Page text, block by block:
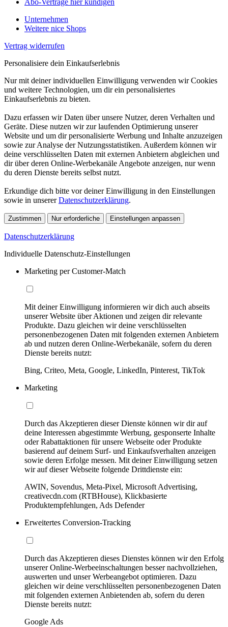
Abo-Verträge hier kündigen
Unternehmen
Weitere nice Shops
Vertrag widerrufen
Personalisiere dein Einkaufserlebnis
Nur mit deiner individuellen Einwilligung verwenden wir Cookies
und weitere Technologien, um dir ein personalisiertes
Einkaufserlebnis zu bieten.
Dazu erfassen wir Daten über unsere Nutzer, deren Verhalten und
Geräte. Diese nutzen wir zur laufenden Optimierung unserer
Website und um dir personalisierte Werbung und Inhalte anzuzeigen
sowie zur Analyse der Nutzungsstatistiken. Außerdem können wir
deine verschlüsselten Daten mit externen Anbietern abgleichen und
dir über deren Online-Werbekanäle Angebote anzeigen, nur wenn
du deren Dienste bereits selbst nutzt.
Erkundige dich bitte vor deiner Einwilligung in den Einstellungen
sowie in unsererDatenschutzerklärung.
Zustimmen Nur erforderliche Einstellungen anpassen
Datenschutzerklärung
Individuelle Datenschutz-Einstellungen
Marketing per Customer-Match
Mit deiner Einwilligung informieren wir dich auch abseits
unserer Website über Aktionen und zeigen dir relevante
Produkte. Dazu gleichen wir deine verschlüsselten
personenbezogenen Daten mit folgenden externen Anbietern
ab und nutzen deren Online-Werbekanäle, sofern du deren
Dienste bereits nutzt:
Bing, Criteo, Meta, Google, LinkedIn, Pinterest, TikTok
Marketing
Durch das Akzeptieren dieser Dienste können wir dir auf
deine Interessen abgestimmte Werbung, gesponserte Inhalte
oder Rabattaktionen für unsere Webseite oder Produkte
basierend auf deinem Surf- und Einkaufsverhalten anzeigen
sowie deren Erfolge messen. Mit deiner Einwilligung setzen
wir auf dieser Webseite folgende Drittdienste ein:
AWIN, Sovendus, Meta-Pixel, Microsoft Advertising,
creativecdn.com (RTBHouse), Klickbasierte
Produktempfehlungen, Ads Defender
Erweitertes Conversion-Tracking
Durch das Akzeptieren dieses Dienstes können wir den Erfolg
unserer Online-Werbeeinschaltungen besser nachvollziehen,
auswerten und unser Werbeangebot optimieren. Dazu
gleichen wir deine verschlüsselten personenbezogenen Daten
mit folgenden externen Anbietenden ab, sofern du deren
Dienste bereits nutzt:
Google Ads